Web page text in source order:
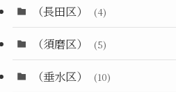
（長田区） (4)
（須磨区） (5)
（垂水区） (10)